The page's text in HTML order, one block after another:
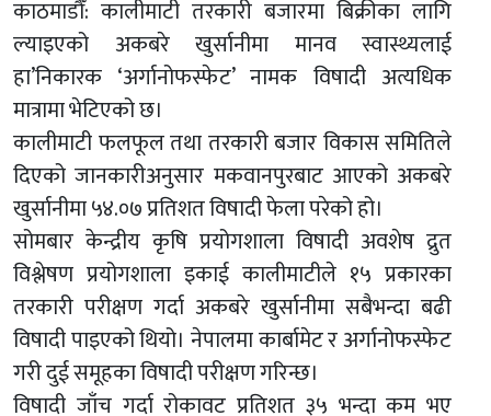
काठमाडौँ: कालीमाटी तरकारी बजारमा बिक्रीका लागि
ल्याइएको अकबरे खुर्सानीमा मानव स्वास्थ्यलाई
हा’निकारक ‘अर्गानोफस्फेट’ नामक विषादी अत्यधिक
मात्रामा भेटिएको छ।
कालीमाटी फलफूल तथा तरकारी बजार विकास समितिले
दिएको जानकारीअनुसार मकवानपुरबाट आएको अकबरे
खुर्सानीमा ५४.०७ प्रतिशत विषादी फेला परेको हो।
सोमबार केन्द्रीय कृषि प्रयोगशाला विषादी अवशेष द्रुत
विश्लेषण प्रयोगशाला इकाई कालीमाटीले १५ प्रकारका
तरकारी परीक्षण गर्दा अकबरे खुर्सानीमा सबैभन्दा बढी
विषादी पाइएको थियो। नेपालमा कार्बामेट र अर्गानोफस्फेट
गरी दुई समूहका विषादी परीक्षण गरिन्छ।
विषादी जाँच गर्दा रोकावट प्रतिशत ३५ भन्दा कम भए